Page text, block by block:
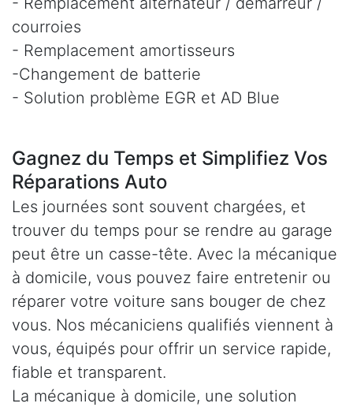
courroies
- Remplacement amortisseurs
-Changement de batterie
- Solution problème EGR et AD Blue
Gagnez du Temps et Simplifiez Vos
Réparations Auto
Les journées sont souvent chargées, et
trouver du temps pour se rendre au garage
peut être un casse-tête. Avec la mécanique
à domicile, vous pouvez faire entretenir ou
réparer votre voiture sans bouger de chez
vous. Nos mécaniciens qualifiés viennent à
vous, équipés pour offrir un service rapide,
fiable et transparent.
La mécanique à domicile, une solution